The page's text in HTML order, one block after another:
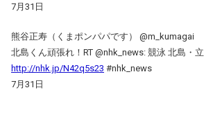
7月31日
熊谷正寿（くまポンパパです） ‏@m_kumagai
北島くん頑張れ！RT @nhk_news: 競泳 北島・
http://nhk.jp/N42q5s23 #nhk_news
7月31日